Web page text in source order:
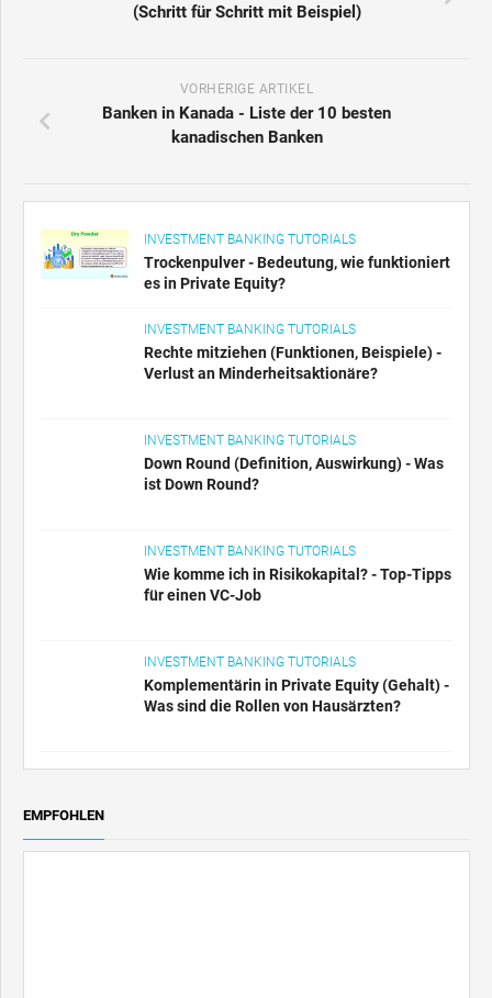
(Schritt für Schritt mit Beispiel)
VORHERIGE ARTIKEL
Banken in Kanada - Liste der 10 besten
kanadischen Banken
INVESTMENT BANKING TUTORIALS
Trockenpulver - Bedeutung, wie funktioniert
es in Private Equity?
INVESTMENT BANKING TUTORIALS
Rechte mitziehen (Funktionen, Beispiele) -
Verlust an Minderheitsaktionäre?
INVESTMENT BANKING TUTORIALS
Down Round (Definition, Auswirkung) - Was
ist Down Round?
INVESTMENT BANKING TUTORIALS
Wie komme ich in Risikokapital? - Top-Tipps
für einen VC-Job
INVESTMENT BANKING TUTORIALS
Komplementärin in Private Equity (Gehalt) -
Was sind die Rollen von Hausärzten?
EMPFOHLEN